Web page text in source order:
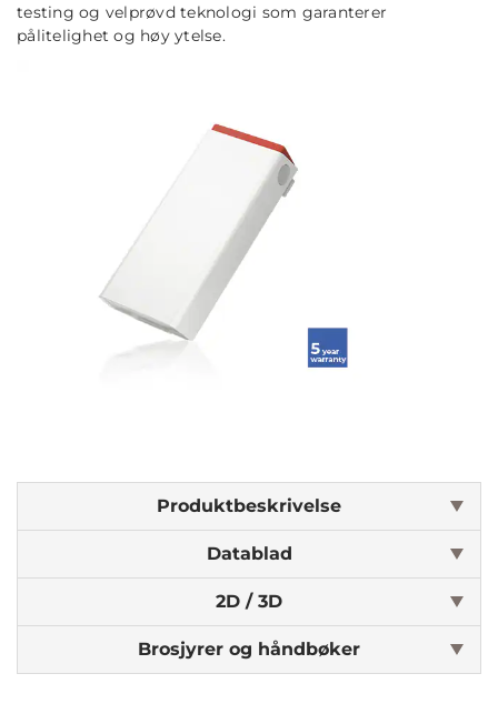
testing og velprøvd teknologi som garanterer
pålitelighet og høy ytelse.
Produktbeskrivelse
Datablad
2D / 3D
Brosjyrer og håndbøker